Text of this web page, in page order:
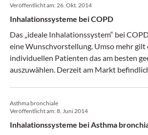
Veröffentlicht am:26. Okt. 2014
Inhalationssysteme bei COPD
Das „ideale Inhalationssystem“ bei
eine Wunschvorstellung. Umso mehr gilt
individuellen Patienten das am besten
auszuwählen. Derzeit am Markt
Asthma bronchiale
Veröffentlicht am:8. Juni 2014
Inhalationssysteme bei Asthma